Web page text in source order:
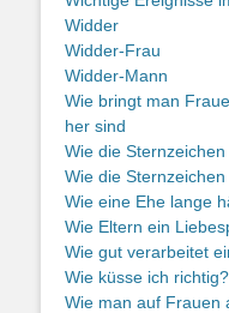
Widder
Widder-Frau
Widder-Mann
Wie bringt man
her sind
Wie die
Wie die
Wie eine Ehe lange
Wie Eltern ein
Wie gut verarbeitet
Wie küsse ich richtig?
Wie man auf Frauen